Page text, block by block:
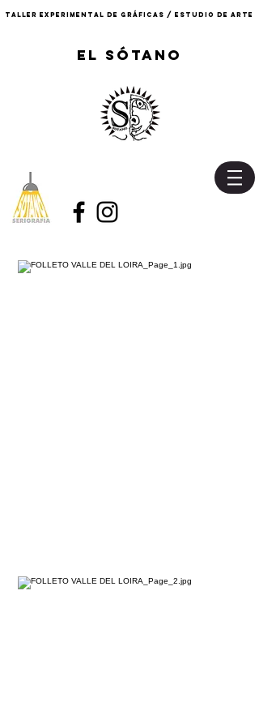
TALLER EXPERIMENTAL DE GRÁFICAS / ESTUDIO DE ARTE
EL SÓTANO